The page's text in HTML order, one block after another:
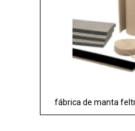
fábrica de manta